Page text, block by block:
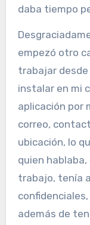
daba tiempo
empezó otro
trabajar
instalar en mi
aplicación por
correo,
ubicación, lo
quien
trabajo, tenía
además de